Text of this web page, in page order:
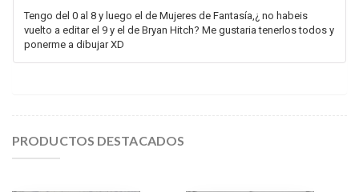
Tengo del 0 al 8 y luego el de Mujeres de Fantasía,¿ no habeis
vuelto a editar el 9 y el de Bryan Hitch? Me gustaria tenerlos todos y
ponerme a dibujar XD
PRODUCTOS DESTACADOS